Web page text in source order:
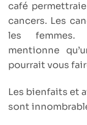
café
cancers. Les
les femmes.
mentionne
pourrait vous
Les bienfaits et
sont